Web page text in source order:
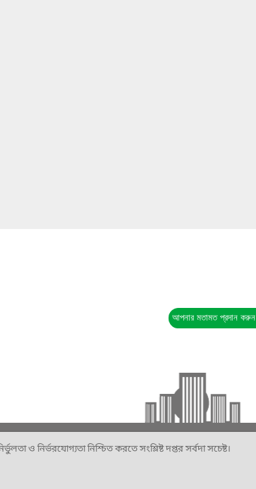
আপনার মতামত প্রদান করুন
ও নির্ভরযোগ্যতা নিশ্চিত করতে সংশ্লিষ্ট দপ্তর সর্বদা সচেষ্ট।